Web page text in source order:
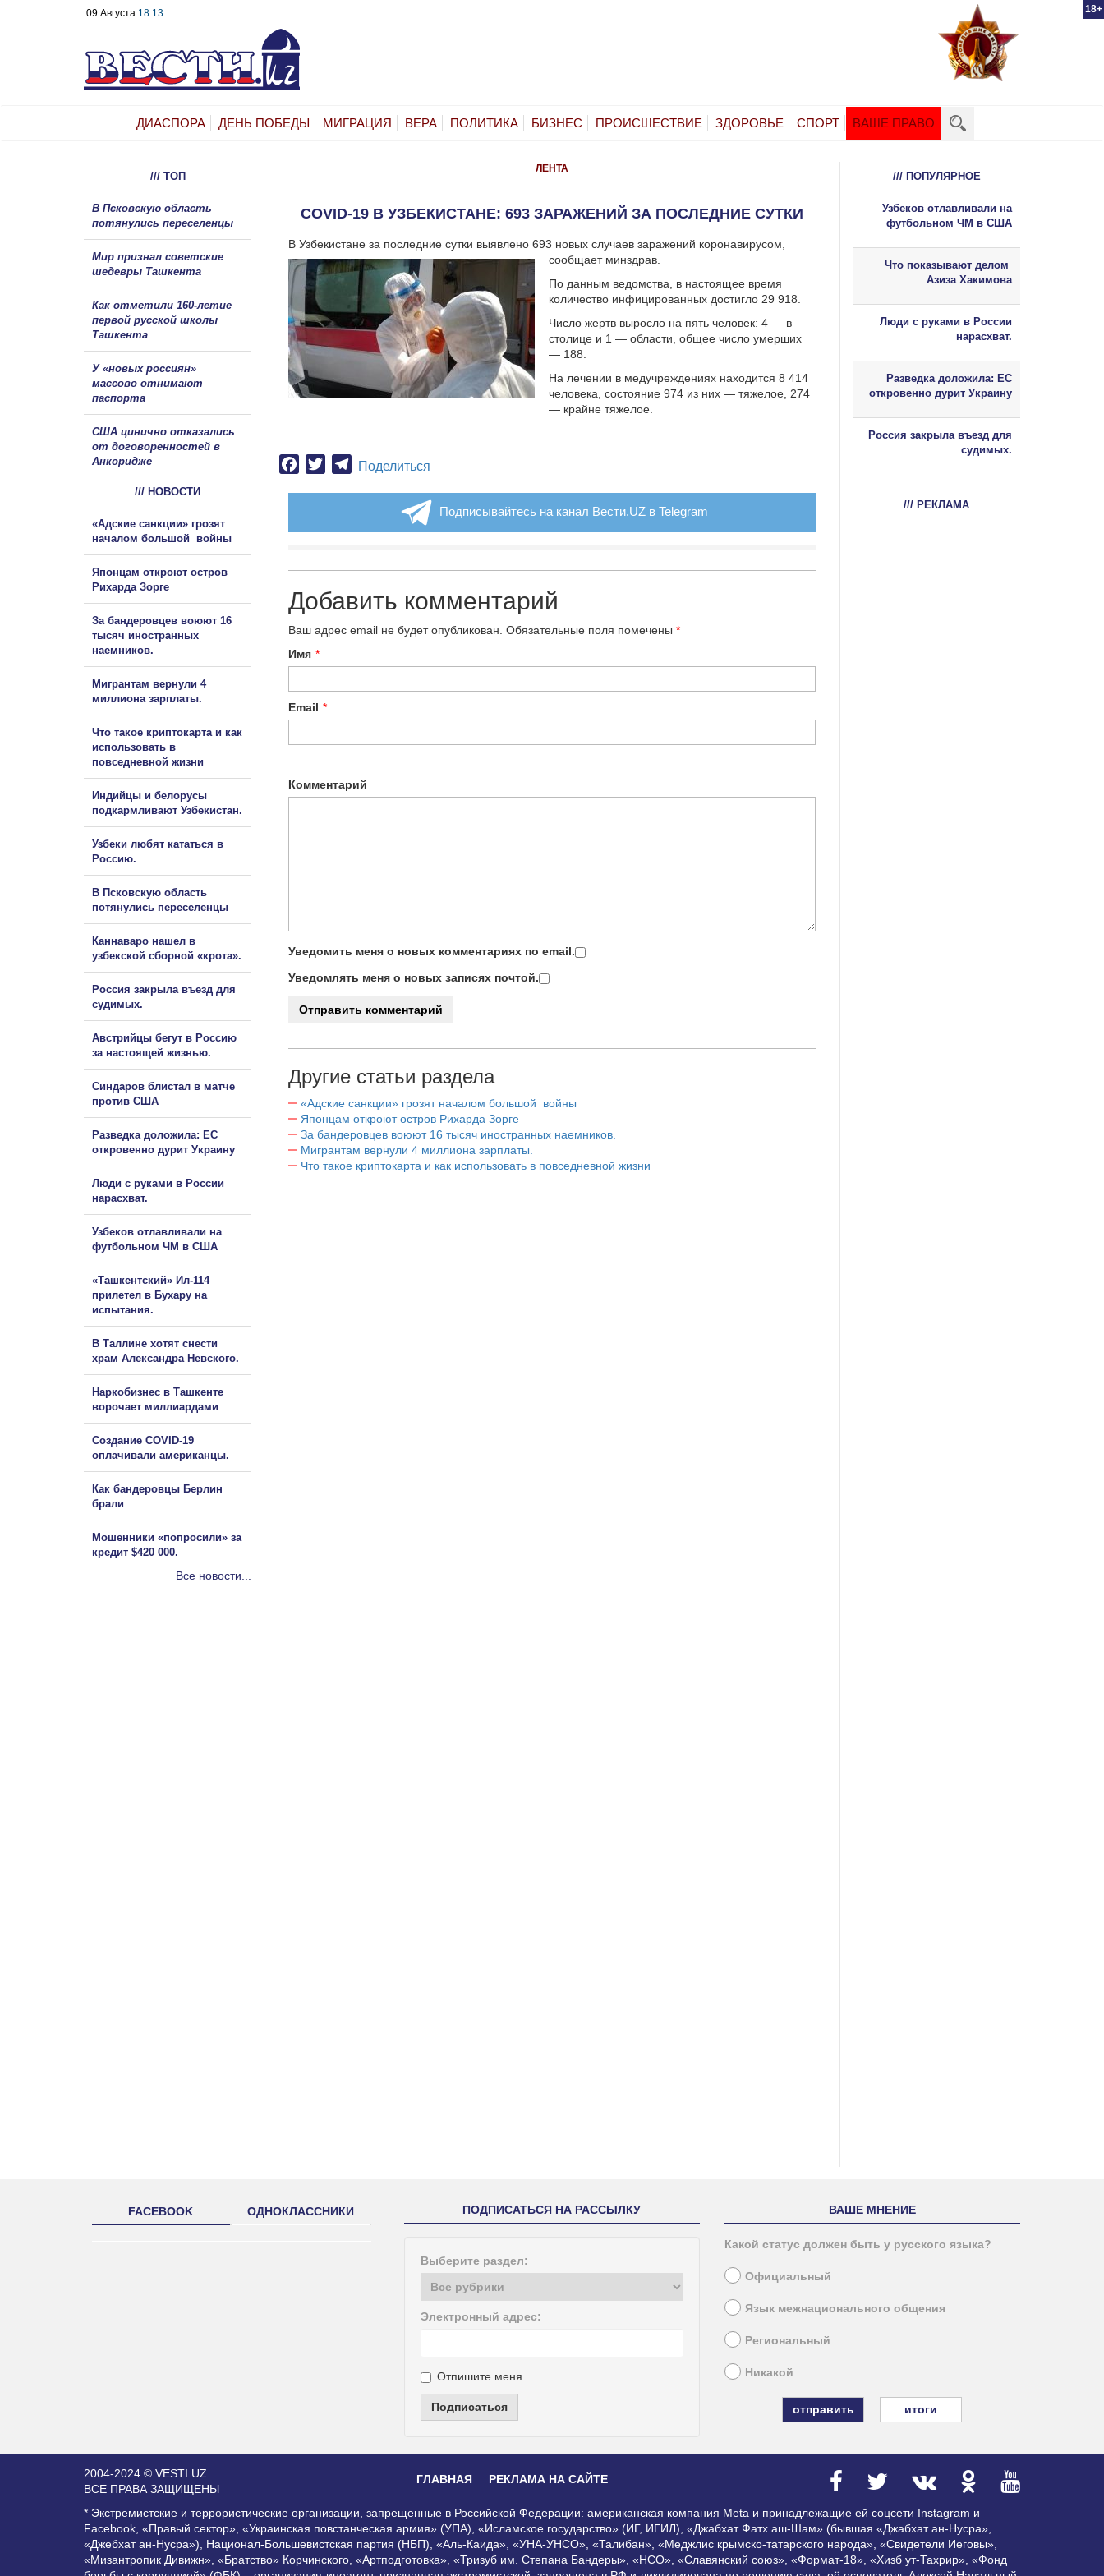
18+
09 Августа 18:13
ДИАСПОРА ДЕНЬ ПОБЕДЫ МИГРАЦИЯ ВЕРА ПОЛИТИКА БИЗНЕС ПРОИСШЕСТВИЕ ЗДОРОВЬЕ СПОРТ ВАШЕ ПРАВО
ЛЕНТА
COVID-19 В УЗБЕКИСТАНЕ: 693 ЗАРАЖЕНИЙ ЗА ПОСЛЕДНИЕ СУТКИ
В Узбекистане за последние сутки выявлено 693 новых случаев заражений коронавирусом,
сообщает минздрав.
По данным ведомства, в настоящее время
количество инфицированных достигло 29 918.
Число жертв выросло на пять человек: 4 — в
столице и 1 — области, общее число умерших
— 188.
На лечении в медучреждениях находится 8 414
человека, состояние 974 из них — тяжелое, 274
— крайне тяжелое.
Facebook
TwitterTelegram
Поделиться
Подписывайтесь на канал Вести.UZ в Telegram
Добавить комментарий
Ваш адрес email не будет опубликован. Обязательные поля помечены *
Имя *
Email *
Комментарий
Уведомить меня о новых комментариях по email.
Уведомлять меня о новых записях почтой.
Другие статьи раздела
«Адские санкции» грозят началом большой войны
Японцам откроют остров Рихарда Зорге
За бандеровцев воюют 16 тысяч иностранных наемников.
Мигрантам вернули 4 миллиона зарплаты.
Что такое криптокарта и как использовать в повседневной жизни
/// ТОП
В Псковскую область
потянулись переселенцы
Мир признал советские
шедевры Ташкента
Как отметили 160-летие
первой русской школы
Ташкента
У «новых россиян»
массово отнимают
паспорта
США цинично отказались
от договоренностей в
Анкоридже
/// НОВОСТИ
«Адские санкции» грозят
началом большой войны
Японцам откроют остров
Рихарда Зорге
За бандеровцев воюют 16
тысяч иностранных
наемников.
Мигрантам вернули 4
миллиона зарплаты.
Что такое криптокарта и как
использовать в
повседневной жизни
Индийцы и белорусы
подкармливают Узбекистан.
Узбеки любят кататься в
Россию.
В Псковскую область
потянулись переселенцы
Каннаваро нашел в
узбекской сборной «крота».
Россия закрыла въезд для
судимых.
Австрийцы бегут в Россию
за настоящей жизнью.
Синдаров блистал в матче
против США
Разведка доложила: ЕС
откровенно дурит Украину
Люди с руками в России
нарасхват.
Узбеков отлавливали на
футбольном ЧМ в США
«Ташкентский» Ил-114
прилетел в Бухару на
испытания.
В Таллине хотят снести
храм Александра Невского.
Наркобизнес в Ташкенте
ворочает миллиардами
Создание COVID-19
оплачивали американцы.
Как бандеровцы Берлин
брали
Мошенники «попросили» за
кредит $420 000.
Все новости...
/// ПОПУЛЯРНОЕ
Узбеков отлавливали на
футбольном ЧМ в США
Что показывают делом
Азиза Хакимова
Люди с руками в России
нарасхват.
Разведка доложила: ЕС
откровенно дурит Украину
Россия закрыла въезд для
судимых.
/// РЕКЛАМА
FACEBOOK ОДНОКЛАССНИКИ ПОДПИСАТЬСЯ НА РАССЫЛКУ
Выберите раздел:
Электронный адрес:
Отпишите меня
Подписаться
ВАШЕ МНЕНИЕ
Какой статус должен быть у русского языка?
Официальный
Язык межнационального общения
Региональный
Никакой
итоги
2004-2024 © VESTI.UZ
ВСЕ ПРАВА ЗАЩИЩЕНЫ
ГЛАВНАЯ РЕКЛАМА НА САЙТЕ
* Экстремистские и террористические организации, запрещенные в Российской Федерации: американская компания Meta и принадлежащие ей соцсети Instagram и
Facebook, «Правый сектор», «Украинская повстанческая армия» (УПА), «Исламское государство» (ИГ, ИГИЛ), «Джабхат Фатх аш-Шам» (бывшая «Джабхат ан-Нусра»,
«Джебхат ан-Нусра»), Национал-Большевистская партия (НБП), «Аль-Каида», «УНА-УНСО», «Талибан», «Меджлис крымско-татарского народа», «Свидетели Иеговы»,
«Мизантропик Дивижн», «Братство» Корчинского, «Артподготовка», «Тризуб им. Степана Бандеры», «НСО», «Славянский союз», «Формат-18», «Хизб ут-Тахрир», «Фонд